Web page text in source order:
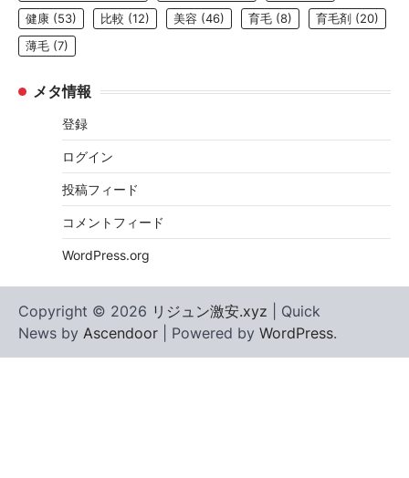
健康 (53) 比較 (12) 美容 (46) 育毛 (8) 育毛剤 (20)
薄毛 (7)
メタ情報
登録
ログイン
投稿フィード
コメントフィード
WordPress.org
Copyright © 2026 リジュン激安.xyz | Quick
News by Ascendoor | Powered by WordPress.